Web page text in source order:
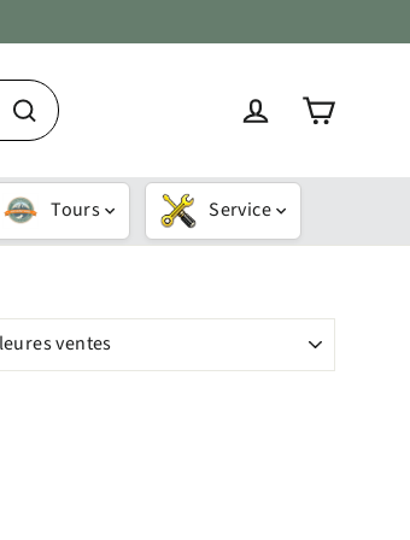
Recherche
Se connecter
Panier
Tours Service